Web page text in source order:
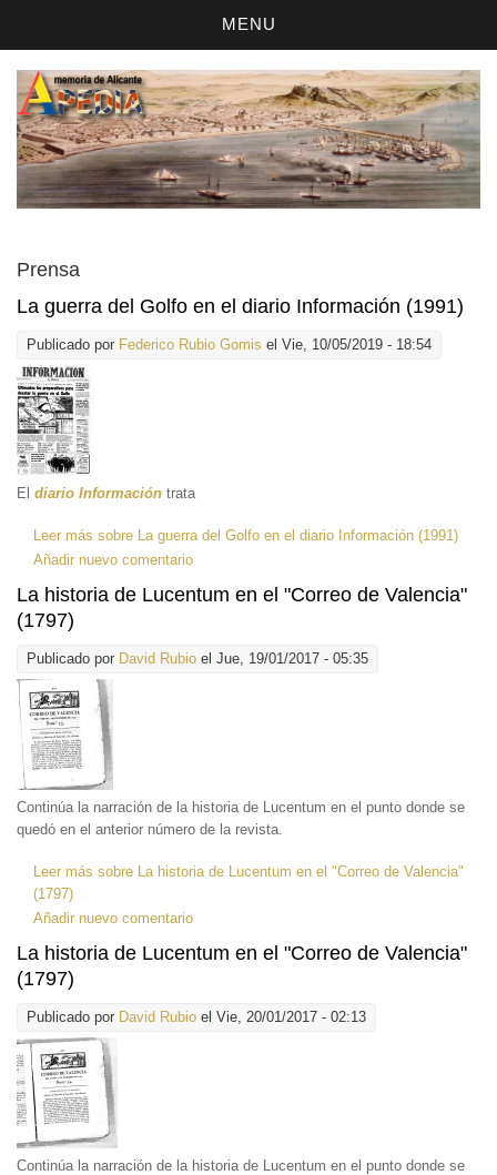
MENU
Prensa
La guerra del Golfo en el diario Información (1991)
Publicado por Federico Rubio Gomis el Vie, 10/05/2019 - 18:54
El diario Información trata
Leer más sobre La guerra del Golfo en el diario Información (1991)
Añadir nuevo comentario
La historia de Lucentum en el "Correo de Valencia"
(1797)
Publicado por David Rubio el Jue, 19/01/2017 - 05:35
Continúa la narración de la historia de Lucentum en el punto donde se
quedó en el anterior número de la revista.
Leer más sobre La historia de Lucentum en el "Correo de Valencia"
(1797)
Añadir nuevo comentario
La historia de Lucentum en el "Correo de Valencia"
(1797)
Publicado por David Rubio el Vie, 20/01/2017 - 02:13
Continúa la narración de la historia de Lucentum en el punto donde se